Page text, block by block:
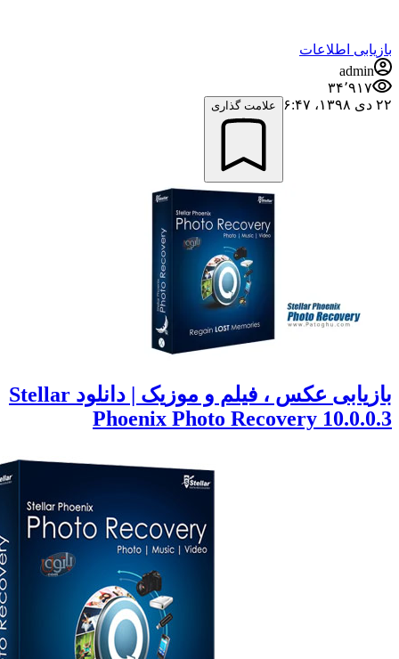
اطلاعات
۳۴٬۹۱۷
علامت گذاری
بازیابی عکس ، فیلم و موزیک | دانلود Stellar
Phoenix Photo Recovery